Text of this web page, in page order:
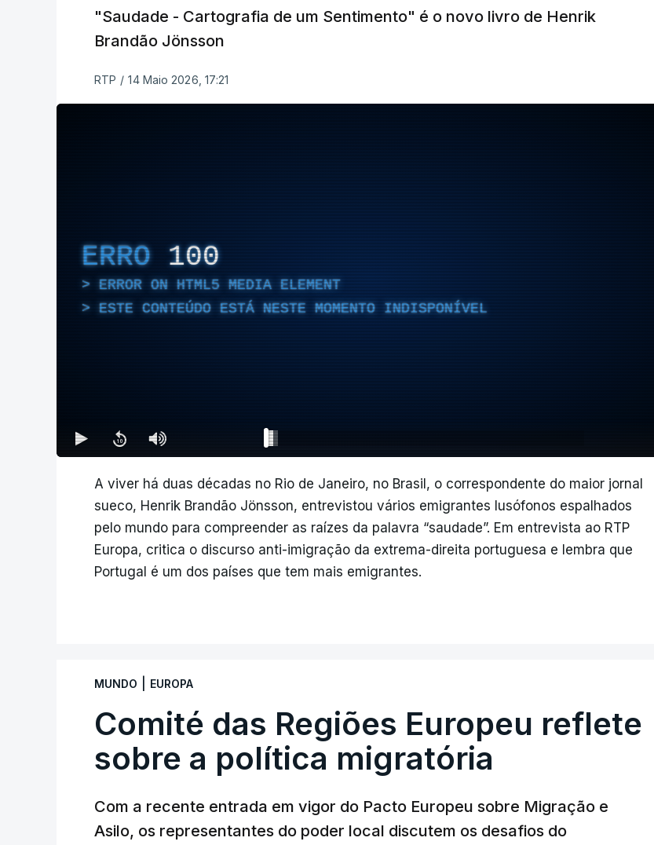
"Saudade - Cartografia de um Sentimento" é o novo livro de Henrik
Brandão Jönsson
RTP / 14 Maio 2026, 17:21
ERRO 100
ERROR ON HTML5 MEDIA ELEMENT
ESTE CONTEÚDO ESTÁ NESTE MOMENTO INDISPONÍVEL
A viver há duas décadas no Rio de Janeiro, no Brasil, o correspondente do maior jornal
sueco, Henrik Brandão Jönsson, entrevistou vários emigrantes lusófonos espalhados
pelo mundo para compreender as raízes da palavra “saudade”. Em entrevista ao RTP
Europa, critica o discurso anti-imigração da extrema-direita portuguesa e lembra que
Portugal é um dos países que tem mais emigrantes.
MUNDO EUROPA
Comité das Regiões Europeu reflete
sobre a política migratória
Com a recente entrada em vigor do Pacto Europeu sobre Migração e
Asilo, os representantes do poder local discutem os desafios do